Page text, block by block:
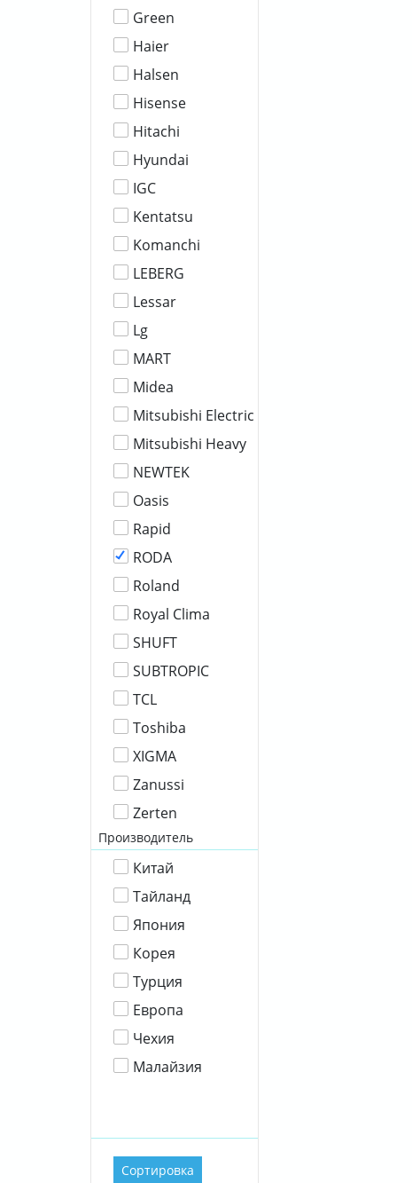
Green
Haier
Halsen
Hisense
Hitachi
Hyundai
IGC
Kentatsu
Komanchi
LEBERG
Lessar
Lg
MART
Midea
Mitsubishi Electric
Mitsubishi Heavy
NEWTEK
Oasis
Rapid
RODA
Roland
Royal Clima
SHUFT
SUBTROPIC
TCL
Toshiba
XIGMA
Zanussi
Zerten
Производитель
Китай
Тайланд
Япония
Корея
Турция
Европа
Чехия
Малайзия